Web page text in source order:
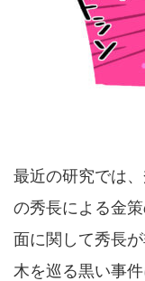
最近の研究では
の秀長による金
面に関して秀長
木を巡る黒い事